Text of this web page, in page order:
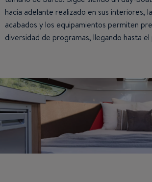
hacia adelante realizado en sus interiores,
acabados y los equipamientos permiten
diversidad de programas, llegando hasta